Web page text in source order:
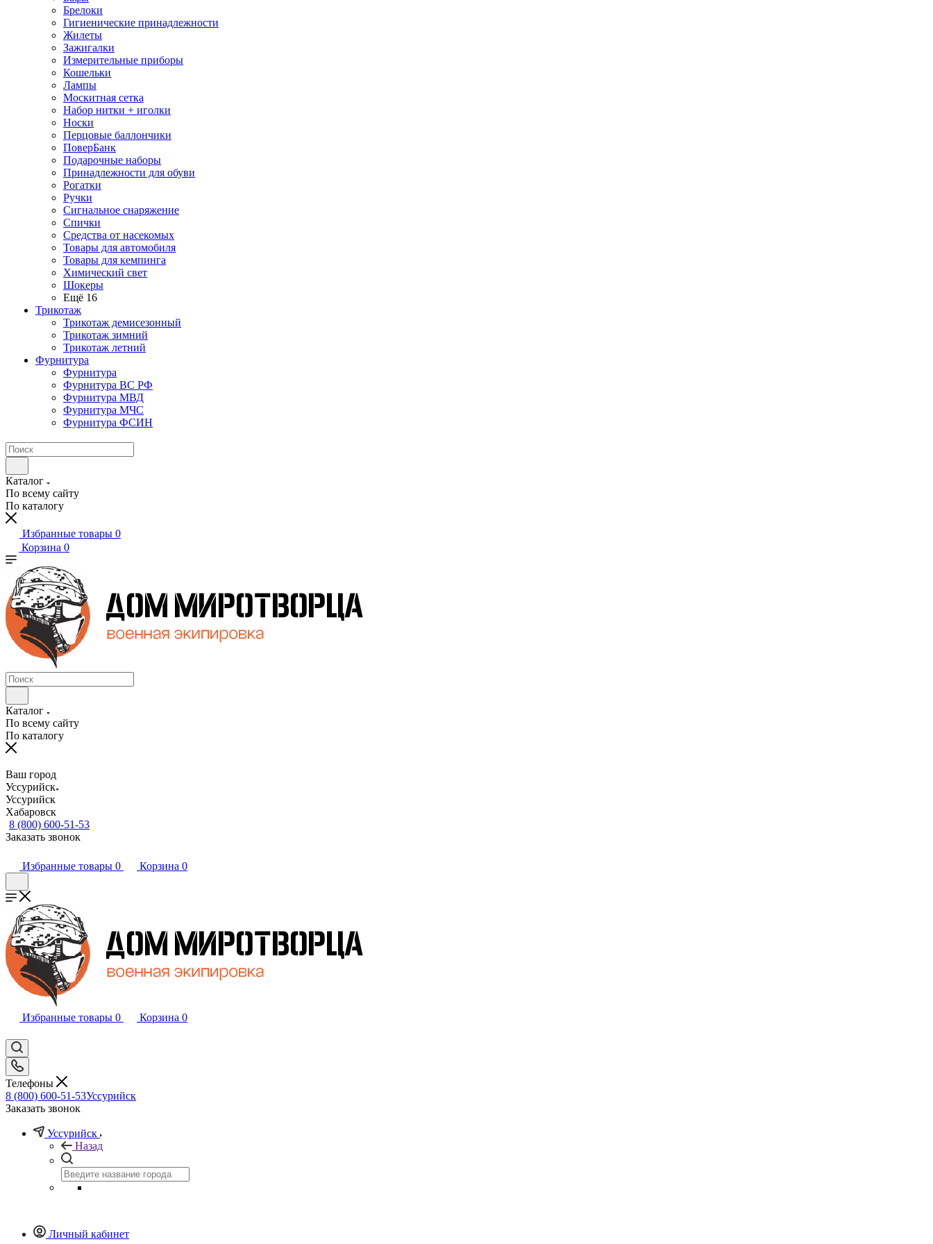
Брелоки
Гигиенические принадлежности
Жилеты
Зажигалки
Измерительные приборы
Кошельки
Лампы
Москитная сетка
Набор нитки + иголки
Носки
Перцовые баллончики
ПоверБанк
Подарочные наборы
Принадлежности для обуви
Рогатки
Ручки
Сигнальное снаряжение
Спички
Средства от насекомых
Товары для автомобиля
Товары для кемпинга
Химический свет
Шокеры
Ещё 16
Трикотаж
Трикотаж демисезонный
Трикотаж зимний
Трикотаж летний
Фурнитура
Фурнитура
Фурнитура ВС РФ
Фурнитура МВД
Фурнитура МЧС
Фурнитура ФСИН
Каталог
По всему сайту
По каталогу
Избранные товары 0
Корзина 0
Каталог
По всему сайту
По каталогу
Ваш город
Уссурийск
Уссурийск
Хабаровск
8 (800) 600-51-53
Заказать звонок
Избранные товары 0 Корзина 0
Избранные товары 0 Корзина 0
Телефоны
8 (800) 600-51-53Уссурийск
Заказать звонок
Уссурийск
Назад
Личный кабинет